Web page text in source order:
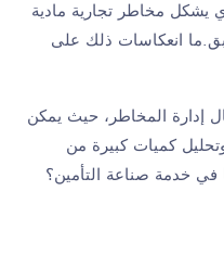
يشكل مخاطر تجارية مادية
انعكاسات ذلك على
كميات كبيرة من
في خدمة صناعة التأمين؟